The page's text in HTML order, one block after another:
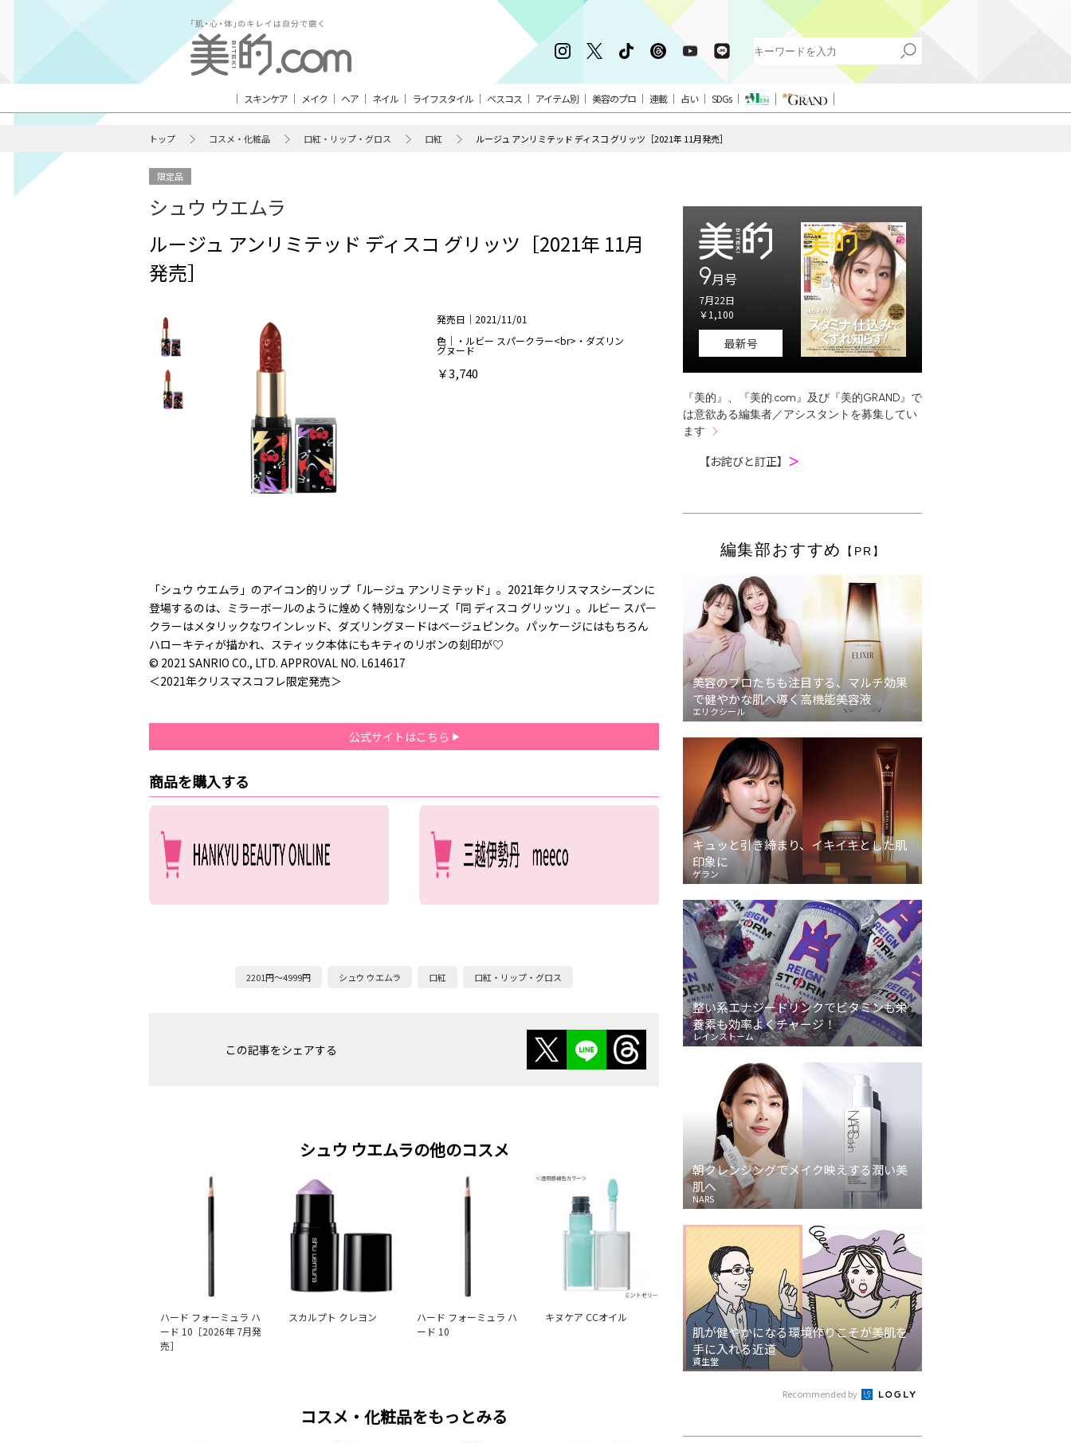
スキンケア メイク ヘア ネイル ライフスタイル ベスコス アイテム別 美容のプロ 連載 占い SDGs
トップ コスメ・化粧品 口紅・リップ・グロス 口紅 ルージュ アンリミテッド ディスコ グリッツ［2021年 11月発売］
限定品
シュウ ウエムラ
ルージュ アンリミテッド ディスコ グリッツ［2021年 11月
発売］
発売日｜2021/11/01
色｜・ルビー スパークラー<br>・ダズリン
グヌード
￥3,740
「シュウ ウエムラ」のアイコン的リップ「ルージュ アンリミテッド」。2021年クリスマスシーズンに
登場するのは、ミラーボールのように煌めく特別なシリーズ「同 ディスコ グリッツ」。ルビー スパー
クラーはメタリックなワインレッド、ダズリングヌードはベージュピンク。パッケージにはもちろん
ハローキティが描かれ、スティック本体にもキティのリボンの刻印が♡
© 2021 SANRIO CO., LTD. APPROVAL NO. L614617
＜2021年クリスマスコフレ限定発売＞
公式サイトはこちら
商品を購入する
2201円～4999円 シュウ ウエムラ 口紅 口紅・リップ・グロス
この記事をシェアする
シュウ ウエムラの他のコスメ
ハード フォーミュラ ハ
ード 10［2026年 7月発
売］
スカルプト クレヨン
ハード フォーミュラ ハ
ード 10
キヌケア CCオイル
コスメ・化粧品をもっとみる
9月号
7月22日
￥1,100
最新号
『美的』、『美的.com』及び『美的GRAND』で
は意欲ある編集者／アシスタントを募集してい
ます
【お詫びと訂正】 ＞
編集部おすすめ 【PR】
美容のプロたちも注目する、マルチ効果
で健やかな肌へ導く高機能美容液
エリクシール
キュッと引き締まり、イキイキとした肌
印象に
ゲラン
整い系エナジードリンクでビタミンも栄
養素も効率よくチャージ！
レインストーム
朝クレンジングでメイク映えする潤い美
肌へ
NARS
肌が健やかになる環境作りこそが美肌を
手に入れる近道
資生堂
Recommended by